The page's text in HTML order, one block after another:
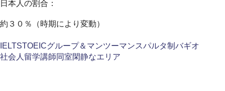
日本人の割合：
約３０％（時期により変動）
IELTSTOEICグループ＆マンツーマンスパルタ制 バギオ
社会人留学講師同室閑静なエリア